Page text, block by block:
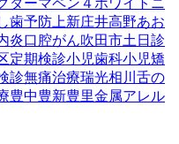
歯予防 上新庄井高野あお
炎口腔がん吹田市土日診
定期検診小児歯科小児矯
診無痛治療瑞光相川 舌の
豊中豊新豊里金属アレル